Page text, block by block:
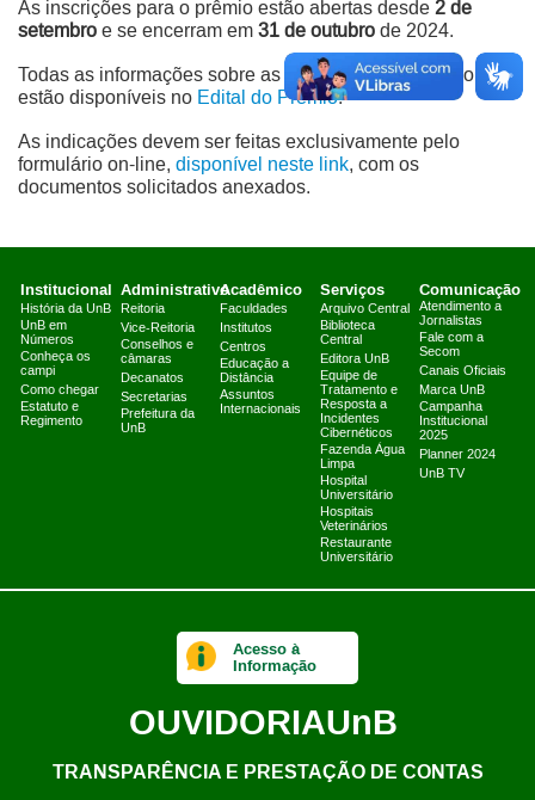
As inscrições para o prêmio estão abertas desde 2 de
setembro e se encerram em 31 de outubro de 2024.
Todas as informações sobre as regras de participação
estão disponíveis no Edital do Prêmio.
As indicações devem ser feitas exclusivamente pelo
formulário on-line, disponível neste link, com os
documentos solicitados anexados.
Institucional
História da UnB
UnB em
Números
Conheça os
campi
Como chegar
Estatuto e
Regimento
Administrativo
Reitoria
Vice-Reitoria
Conselhos e
câmaras
Decanatos
Secretarias
Prefeitura da
UnB
Acadêmico
Faculdades
Institutos
Centros
Educação a
Distância
Assuntos
Internacionais
Serviços
Arquivo Central
Biblioteca
Central
Editora UnB
Equipe de
Tratamento e
Resposta a
Incidentes
Cibernéticos
Fazenda Água
Limpa
Hospital
Universitário
Hospitais
Veterinários
Restaurante
Universitário
Comunicação
Atendimento a
Jornalistas
Fale com a
Secom
Canais Oficiais
Marca UnB
Campanha
Institucional
2025
Planner 2024
UnB TV
Acesso à
Informação
OUVIDORIAUnB
TRANSPARÊNCIA E PRESTAÇÃO DE CONTAS